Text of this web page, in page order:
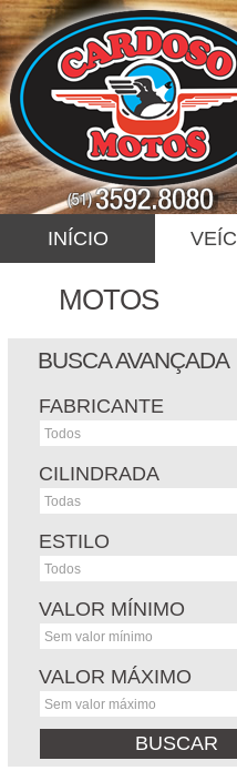
INÍCIO
MOTOS
BUSCA AVANÇADA
FABRICANTE
CILINDRADA
ESTILO
VALOR MÍNIMO
VALOR MÁXIMO